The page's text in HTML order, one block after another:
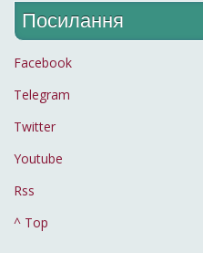
Посилання
Facebook
Telegram
Twitter
Youtube
Rss
^ Top